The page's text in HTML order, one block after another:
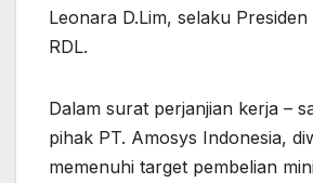
Leonara D.Lim, selaku Presiden
RDL.
Dalam surat perjanjian kerja –
pihak PT. Amosys Indonesia,
memenuhi target pembelian